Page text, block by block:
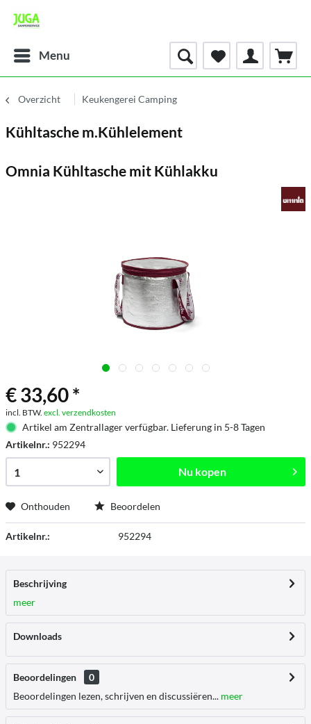
Menu
Overzicht Keukengerei Camping
Kühltasche m.Kühlelement
Omnia Kühltasche mit Kühlakku
€ 33,60 *
incl. BTW. excl. verzendkosten
Artikel am Zentrallager verfügbar. Lieferung in 5-8 Tagen
Artikelnr.: 952294
Nu kopen
Onthouden Beoordelen
Artikelnr.: 952294
Beschrijving
meer
Downloads
Beoordelingen
0
Beoordelingen lezen, schrijven en discussiëren... meer